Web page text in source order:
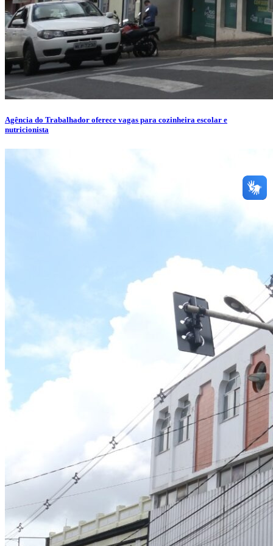
Agência do Trabalhador oferece vagas para cozinheira escolar e
nutricionista